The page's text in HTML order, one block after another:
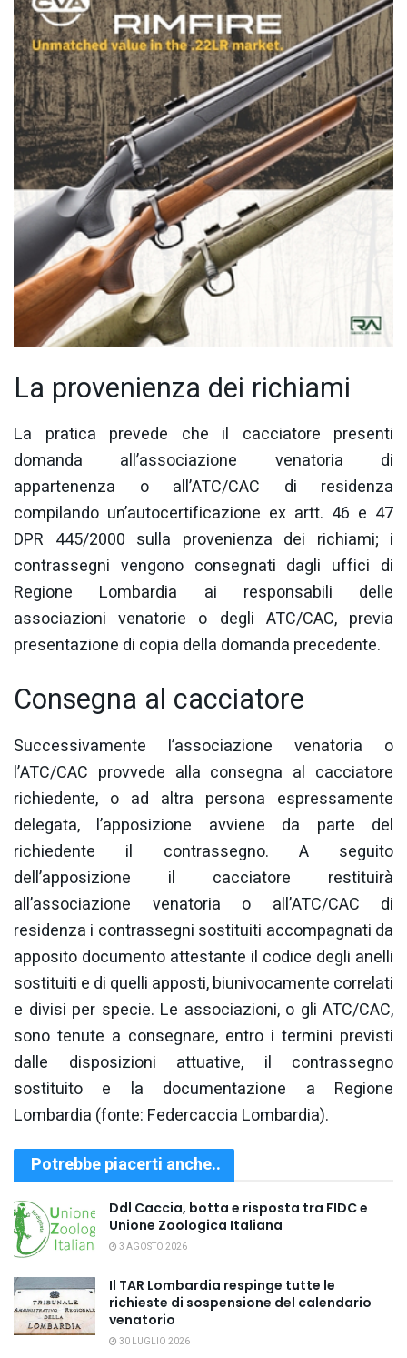
La provenienza dei richiami
La pratica prevede che il cacciatore presenti
domanda all’associazione venatoria di
appartenenza o all’ATC/CAC di residenza
compilando un’autocertificazione ex artt. 46 e 47
DPR 445/2000 sulla provenienza dei richiami; i
contrassegni vengono consegnati dagli uffici di
Regione Lombardia ai responsabili delle
associazioni venatorie o degli ATC/CAC, previa
presentazione di copia della domanda precedente.
Consegna al cacciatore
Successivamente l’associazione venatoria o
l’ATC/CAC provvede alla consegna al cacciatore
richiedente, o ad altra persona espressamente
delegata, l’apposizione avviene da parte del
richiedente il contrassegno. A seguito
dell’apposizione il cacciatore restituirà
all’associazione venatoria o all’ATC/CAC di
residenza i contrassegni sostituiti accompagnati da
apposito documento attestante il codice degli anelli
sostituiti e di quelli apposti, biunivocamente correlati
e divisi per specie. Le associazioni, o gli ATC/CAC,
sono tenute a consegnare, entro i termini previsti
dalle disposizioni attuative, il contrassegno
sostituito e la documentazione a Regione
Lombardia (fonte: Federcaccia Lombardia).
Potrebbe piacerti anche..
Ddl Caccia, botta e risposta tra FIDC e
Unione Zoologica Italiana
3 AGOSTO 2026
Il TAR Lombardia respinge tutte le
richieste di sospensione del calendario
venatorio
30 LUGLIO 2026